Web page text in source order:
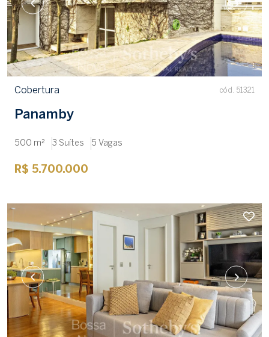
Cobertura cód. 51321
Panamby
500 m² 3 Suítes 5 Vagas
R$ 5.700.000